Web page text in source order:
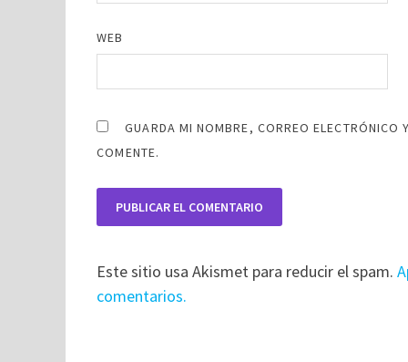
WEB
GUARDA MI NOMBRE, CORREO ELECTRÓNICO
COMENTE.
Este sitio usa Akismet para reducir el spam.
comentarios.